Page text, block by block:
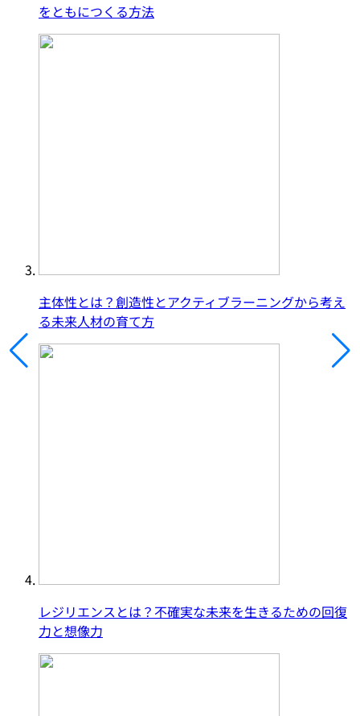
をともにつくる方法
主体性とは？創造性とアクティブラーニングから考え
る未来人材の育て方
レジリエンスとは？不確実な未来を生きるための回復
力と想像力